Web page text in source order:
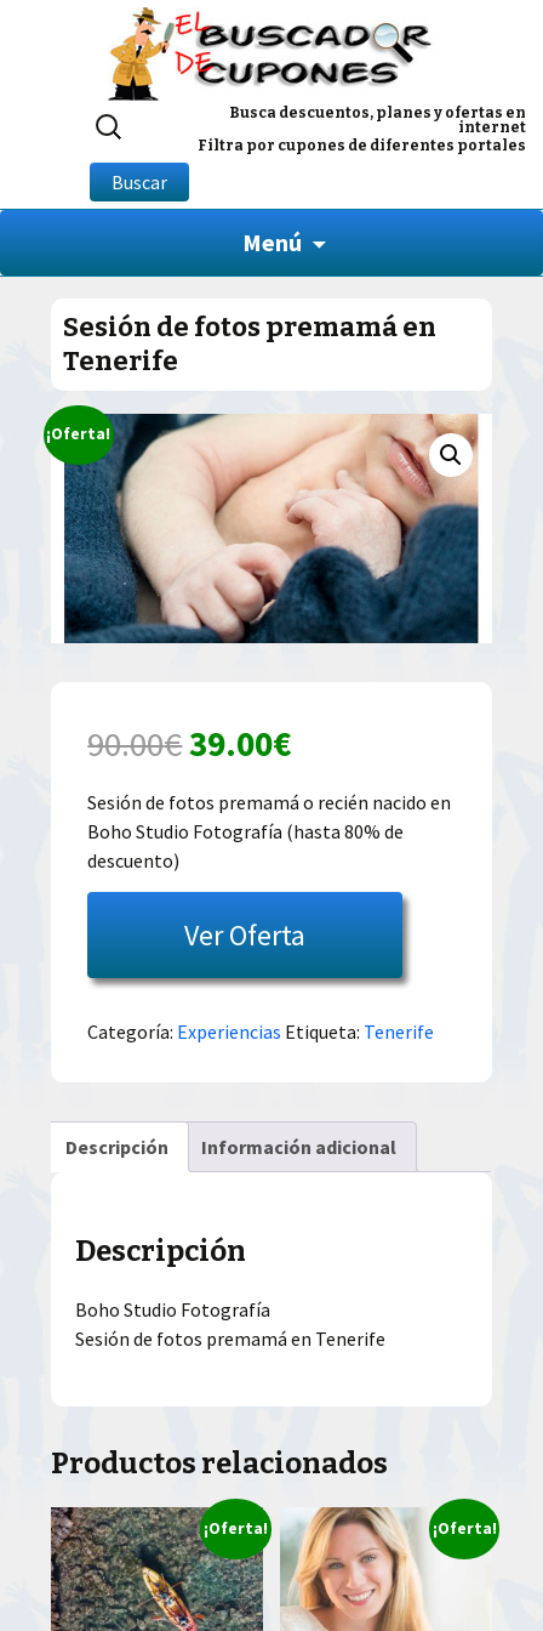
Busca descuentos, planes y ofertas en
internet
Filtra por cupones de diferentes portales
Buscar
por:
Buscar
Menú
Sesión de fotos premamá en
Tenerife
¡Oferta!
90.00€El
precio
original
era:
90.00€.
39.00€El
precio
actual
es:
39.00€.
Sesión de fotos premamá o recién nacido en
Boho Studio Fotografía (hasta 80% de
descuento)
Ver Oferta
Categoría: Experiencias Etiqueta: Tenerife
Descripción Información adicional
Descripción
Boho Studio Fotografía
Sesión de fotos premamá en Tenerife
Productos relacionados
¡Oferta! ¡Oferta!